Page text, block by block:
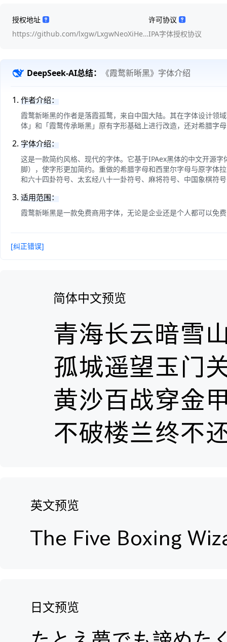
授权地址
https://github.com/lxgw/LxgwNeoXiHe…
许可协议
IPA字体授权协议
DeepSeek-AI总结： 《霞鹜新晰黑》字体介绍
作者介绍：
霞鹜新晰黑的作者是落霞孤鹜，来自中国大陆。其在字体设计领
体」和「霞鹜传承晰黑」原有字形基础上进行改造，还对希腊字
字体介绍：
这是一款简约风格、现代的字体。它基于IPAex黑体的中文开源
脚），使字形更加简约。重做的希腊字母和西里尔字母与原字体
和六十四卦符号、太玄经八十一卦符号、麻将符号、中国象棋符
适用范围：
霞鹜新晰黑是一款免费商用字体，无论是企业还是个人都可以免
[纠正错误]
简体中文预览
英文预览
日文预览